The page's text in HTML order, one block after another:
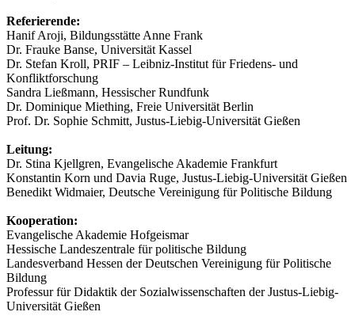
Referierende:
Hanif Aroji, Bildungsstätte Anne Frank
Dr. Frauke Banse, Universität Kassel
Dr. Stefan Kroll, PRIF – Leibniz-Institut für Friedens- und
Konfliktforschung
Sandra Ließmann, Hessischer Rundfunk
Dr. Dominique Miething, Freie Universität Berlin
Prof. Dr. Sophie Schmitt, Justus-Liebig-Universität Gießen
Leitung:
Dr. Stina Kjellgren, Evangelische Akademie Frankfurt
Konstantin Korn und Davia Ruge, Justus-Liebig-Universität Gießen
Benedikt Widmaier, Deutsche Vereinigung für Politische Bildung
Kooperation:
Evangelische Akademie Hofgeismar
Hessische Landeszentrale für politische Bildung
Landesverband Hessen der Deutschen Vereinigung für Politische
Bildung
Professur für Didaktik der Sozialwissenschaften der Justus-Liebig-
Universität Gießen